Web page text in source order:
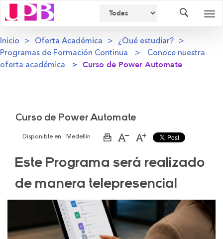
Inicio Oferta Académica
¿Qué estudiar?
Programas de Formación Continua
Conoce nuestra
oferta académica
Curso de Power Automate
Curso de Power Automate
Disponible en: Medellín
ImprimirAumentar
de
la
Disminuir
de
la
Este Programa será realizado
de manera telepresencial